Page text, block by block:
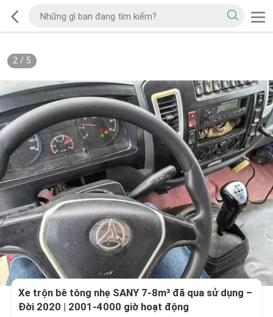
2/ 5
Xe trộn bê tông nhẹ SANY 7-8m³ đã qua sử dụng –
Đời 2020 | 2001-4000 giờ hoạt động